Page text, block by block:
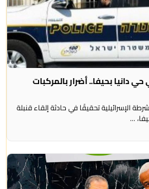
دانيا بحيفا.. أضرار بالمركبات
تحقيقًا في حادثة إلقاء قنبلة
...